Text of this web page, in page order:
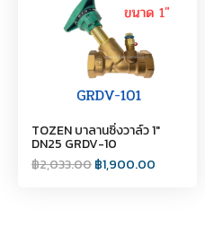
TOZEN บาลานซิ่งวาล์ว 1"
DN25 GRDV-10
฿2,033.00฿1,900.00